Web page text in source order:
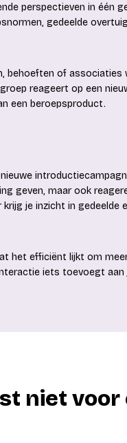
perspectieven in één
gedeelde
behoeften of associaties
reageert op een
een beroepsproduct.
geven, maar ook
je inzicht in gedeelde
het efficiënt lijkt om
iets toevoegt aan
niet voor